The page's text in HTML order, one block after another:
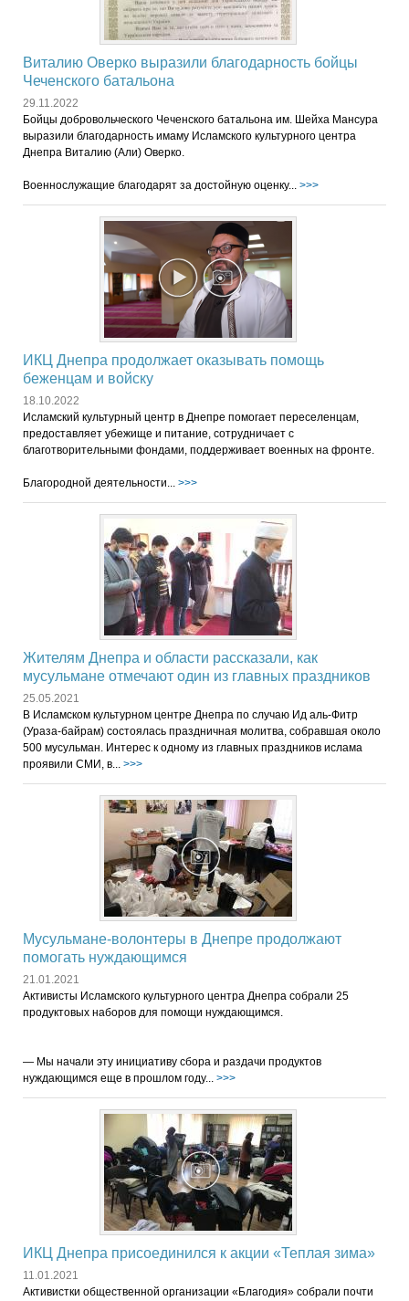
Виталию Оверко выразили благодарность бойцы
Чеченского батальона
29.11.2022
Бойцы добровольческого Чеченского батальона им. Шейха Мансура
выразили благодарность имаму Исламского культурного центра
Днепра Виталию (Али) Оверко.
Военнослужащие благодарят за достойную оценку... >>>
ИКЦ Днепра продолжает оказывать помощь
беженцам и войску
18.10.2022
Исламский культурный центр в Днепре помогает переселенцам,
предоставляет убежище и питание, сотрудничает с
благотворительными фондами, поддерживает военных на фронте.
Благородной деятельности... >>>
Жителям Днепра и области рассказали, как
мусульмане отмечают один из главных праздников
25.05.2021
В Исламском культурном центре Днепра по случаю Ид аль-Фитр
(Ураза-байрам) состоялась праздничная молитва, собравшая около
500 мусульман. Интерес к одному из главных праздников ислама
проявили СМИ, в... >>>
Мусульмане-волонтеры в Днепре продолжают
помогать нуждающимся
21.01.2021
Активисты Исламского культурного центра Днепра собрали 25
продуктовых наборов для помощи нуждающимся.
— Мы начали эту инициативу сбора и раздачи продуктов
нуждающимся еще в прошлом году... >>>
ИКЦ Днепра присоединился к акции «Теплая зима»
11.01.2021
Активистки общественной организации «Благодия» собрали почти